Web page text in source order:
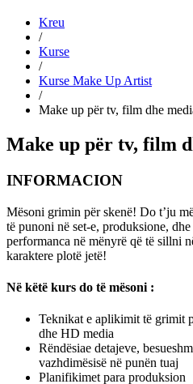
Kreu
/
Kurse
/
Kurse Make Up Artist
/
Make up për tv, film dhe
Make up për tv, film
INFORMACION
Mësoni grimin për skenë! Do t’ju
të punoni në set-e, produksione, dhe
performanca në mënyrë që të sillni
karaktere plotë jetë!
Në këtë kurs do të mësoni :
Teknikat e aplikimit të grimit
dhe HD media
Rëndësiae detajeve,
vazhdimësisë në punën tuaj
Planifikimet para produksion